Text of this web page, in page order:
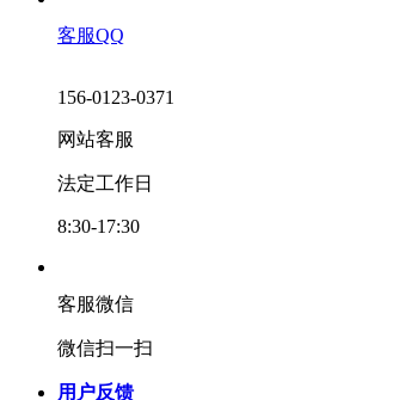
客服QQ
156-0123-0371
网站客服
法定工作日
8:30-17:30
客服微信
微信扫一扫
用户反馈